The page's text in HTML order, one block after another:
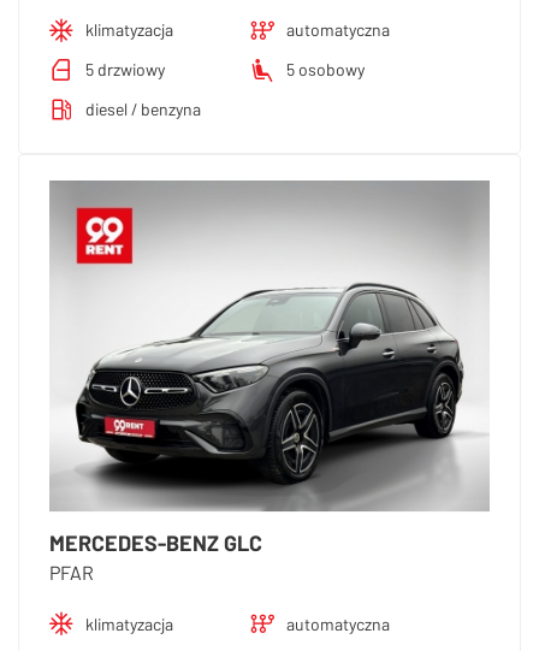
klimatyzacja
automatyczna
5 drzwiowy
5 osobowy
diesel / benzyna
MERCEDES-BENZ GLC
PFAR
klimatyzacja
automatyczna